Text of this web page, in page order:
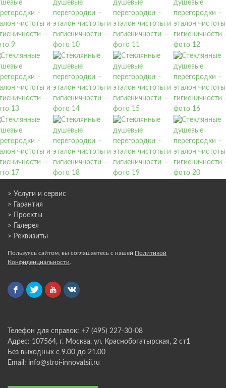
> Услуги и сервис
> Гарантия
> Проекты
> Галерея
> Реквизиты
Пользуясь сайтом, вы соглашаетесь с нашей Политикой
Конфиденциальности
Телефон для справок: +7 (495) 227-30-08
Адрес: 107564, г. Москва, ул. Краснобогатырская, 2 ст1
Без выходных с 9.00 до 21.00
Email: info@stroi-innovatsii.ru